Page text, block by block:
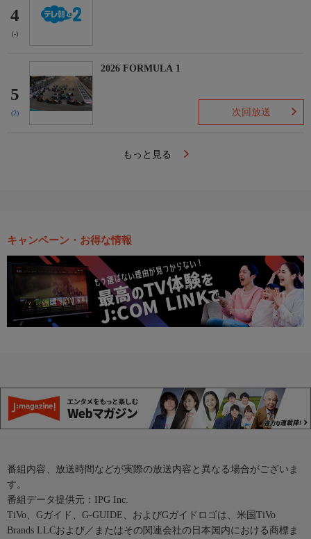
4
(-)
5
(2)
2026 FORMULA 1
次回放送
もっと見る
キャンペーン・お得な情報
番組内容、放送時間などが実際の放送内容と異なる場合がございま
す。
番組データ提供元：IPG Inc.
TiVo、Gガイド、G-GUIDE、およびGガイドロゴは、米国TiVo
Brands LLCおよび／またはその関連会社の日本国内における商標ま